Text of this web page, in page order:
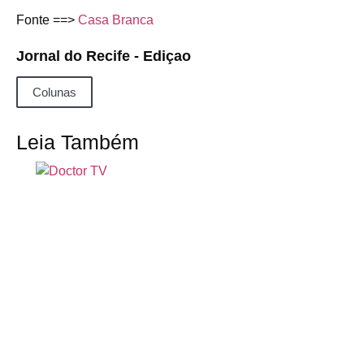
Fonte ==> Casa Branca
Jornal do Recife - Ediçao
Colunas
Leia Também